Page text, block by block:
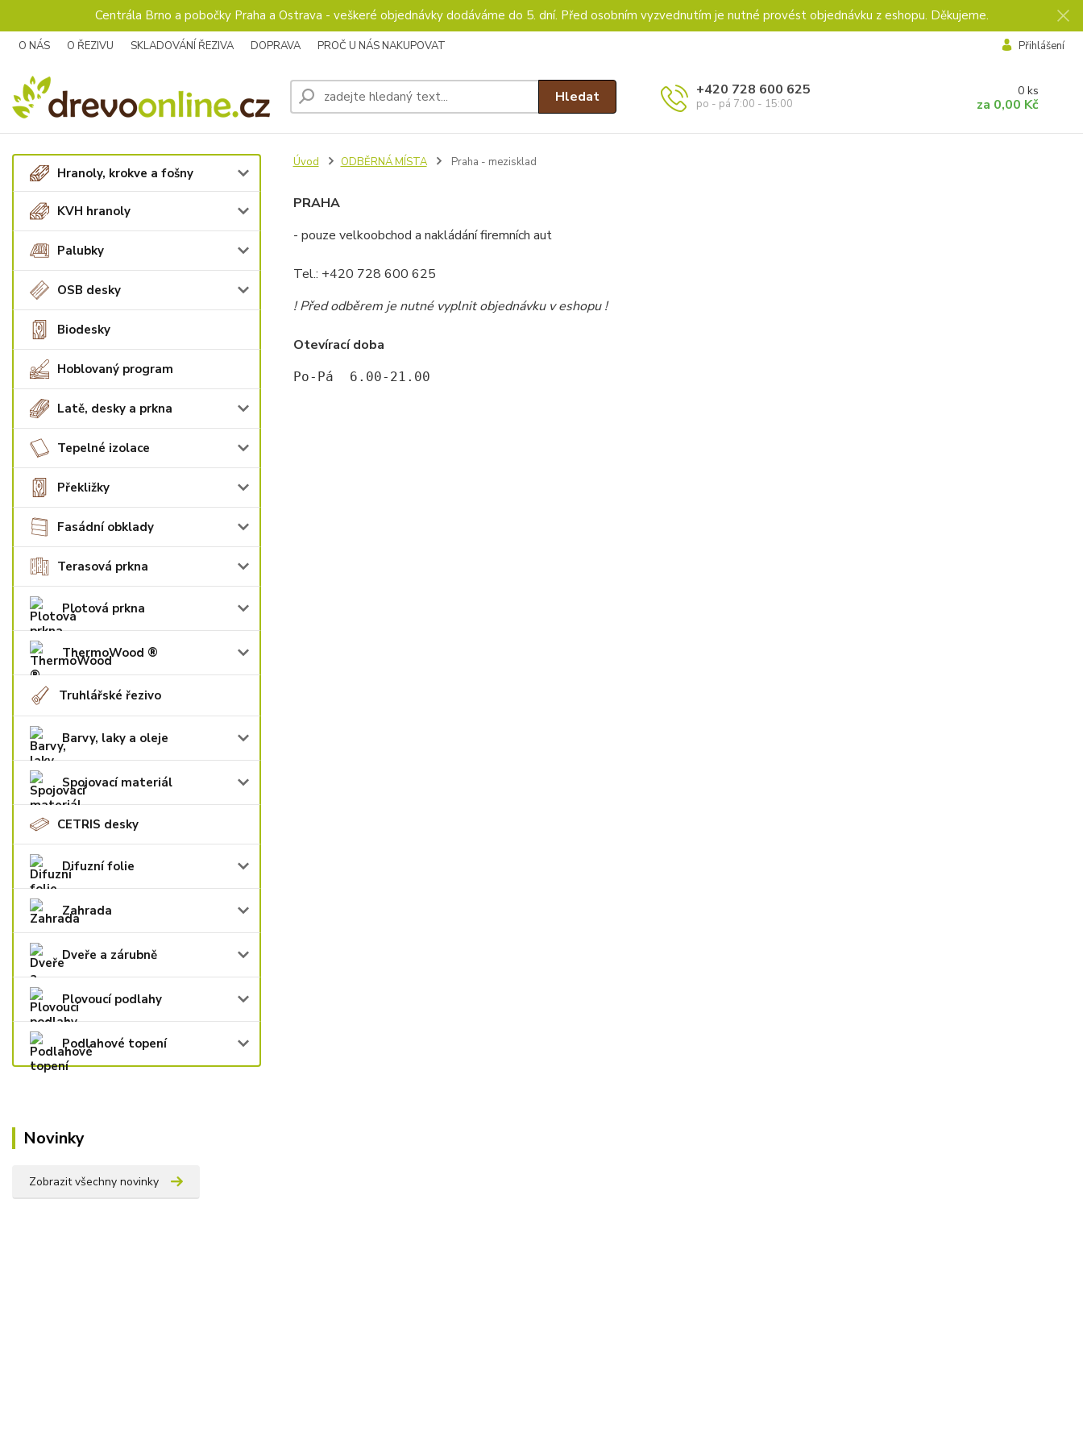
Centrála Brno a pobočky Praha a Ostrava - veškeré objednávky dodáváme do 5. dní. Před osobním vyzvednutím je nutné provést objednávku z eshopu. Děkujeme.
O NÁS O ŘEZIVU SKLADOVÁNÍ ŘEZIVA DOPRAVA PROČ U NÁS NAKUPOVAT Přihlášení
Hledat +420 728 600 625
po - pá 7:00 - 15:00
0 ks
za 0,00 Kč
Hranoly, krokve a fošny
KVH hranoly
Palubky
OSB desky
Biodesky
Hoblovaný program
Latě, desky a prkna
Tepelné izolace
Překližky
Fasádní obklady
Terasová prkna
Plotová prkna
ThermoWood ®
Truhlářské řezivo
Barvy, laky a oleje
Spojovací materiál
CETRIS desky
Difuzní folie
Zahrada
Dveře a zárubně
Plovoucí podlahy
Podlahové topení
Novinky
Zobrazit všechny novinky
Úvod ODBĚRNÁ MÍSTA Praha - mezisklad
PRAHA
- pouze velkoobchod a nakládání firemních aut
Tel.: +420 728 600 625
! Před odběrem je nutné vyplnit objednávku v eshopu !
Otevírací doba
Po-Pá  6.00-21.00